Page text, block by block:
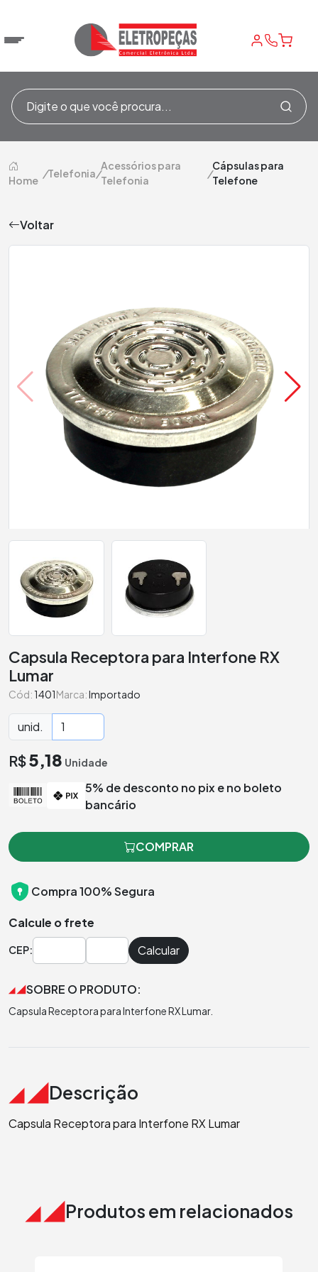
Home
/Telefonia/
Acessórios para
Telefonia
/
Cápsulas para
Telefone
Voltar
Capsula Receptora para Interfone RX
Lumar
Cód:1401Marca:Importado
unid.
R$5,18 Unidade
5% de desconto no pix e no boleto
bancário
COMPRAR
Compra 100% Segura
Calcule o frete
CEP: Calcular
SOBRE O PRODUTO:
Capsula Receptora para Interfone RX Lumar.
Descrição
Capsula Receptora para Interfone RX Lumar
Produtos em relacionados